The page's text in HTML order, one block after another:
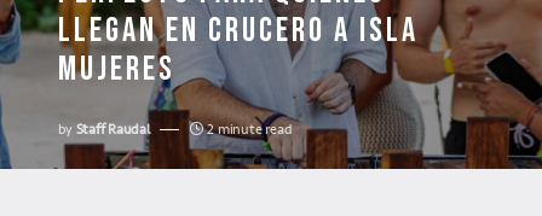
LLEGAN EN CRUCERO A ISLA
MUJERES
byStaff Raudal 2 minute read